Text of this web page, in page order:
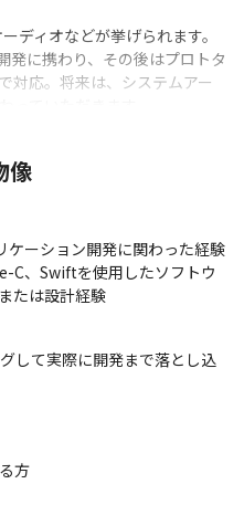
ディオなどが挙げられます。
に携わり、その後はプロトタ
対応。将来は、システムアー
かせします
実際の開発までをおまかせ
査/実証を経験するPoC開発か
数名のチームを束ねるリーダ
ビルド、マネジメントに携
パターンのほか、請負形式
請負の場合であっても客先内
とができます
像
ケーション開発に関わった経験
C、Swiftを使用したソフトウ
たは設計経験
して実際に開発まで落とし込
方